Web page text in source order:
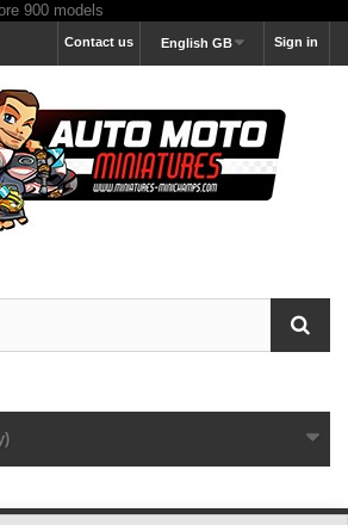
Sign in
English GB
Contact us